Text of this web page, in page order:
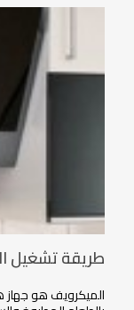
طريقة تشغيل
الميكرويف هو